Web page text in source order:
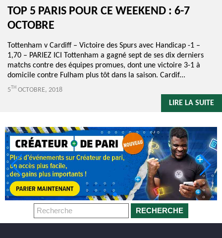
TOP 5 PARIS POUR CE WEEKEND : 6-7
OCTOBRE
Tottenham v Cardiff – Victoire des Spurs avec Handicap -1 –
1,70 – PARIEZ ICI Tottenham a gagné sept de ses dix derniers
matchs contre des équipes promues, dont une victoire 3-1 à
domicile contre Fulham plus tôt dans la saison. Cardif...
5TH OCTOBRE, 2018
LIRE LA SUITE
RECHERCHE